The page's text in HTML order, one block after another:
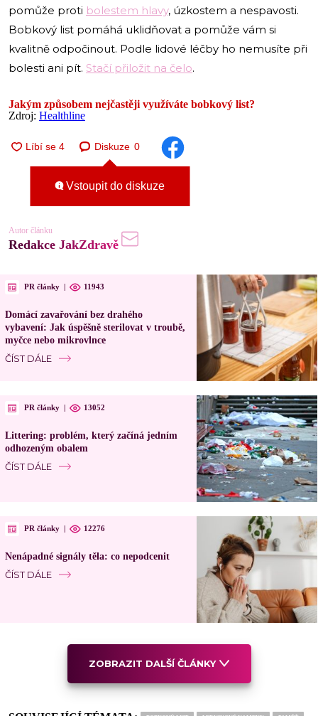
pomůže proti bolestem hlavy, úzkostem a nespavosti.
Bobkový list pomáhá uklidňovat a pomůže vám si
kvalitně odpočinout. Podle lidové léčby ho nemusíte při
bolesti ani pít. Stačí přiložit na čelo.
Jakým způsobem nejčastěji využíváte bobkový list?
Zdroj: Healthline
Diskuze 0
Vstoupit do diskuze
Autor článku
Redakce JakZdravě
PR články | 11943
Domácí zavařování bez drahého
vybavení: Jak úspěšně sterilovat v troubě,
myčce nebo mikrovlnce
ČÍST DÁLE
PR články | 13052
Littering: problém, který začíná jedním
odhozeným obalem
ČÍST DÁLE
PR články | 12276
Nenápadné signály těla: co nepodcenit
ČÍST DÁLE
ZOBRAZIT DALŠÍ ČLÁNKY